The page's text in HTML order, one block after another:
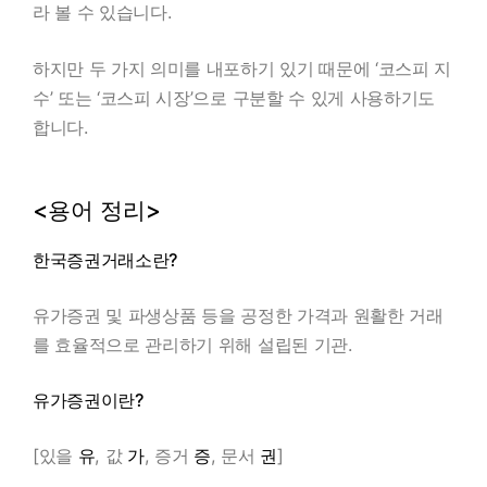
라 볼 수 있습니다.
하지만 두 가지 의미를 내포하기 있기 때문에 ‘코스피 지
수’ 또는 ‘코스피 시장’으로 구분할 수 있게 사용하기도
합니다.
<용어 정리>
한국증권거래소란?
유가증권 및 파생상품 등을 공정한 가격과 원활한 거래
를 효율적으로 관리하기 위해 설립된 기관.
유가증권이란?
[있을 유, 값 가, 증거 증, 문서 권]